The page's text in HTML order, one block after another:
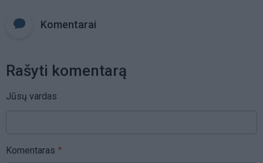
Komentarai
Rašyti komentarą
Jūsų vardas
Komentaras